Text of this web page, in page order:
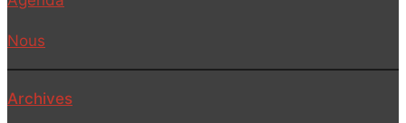
Nous
Archives